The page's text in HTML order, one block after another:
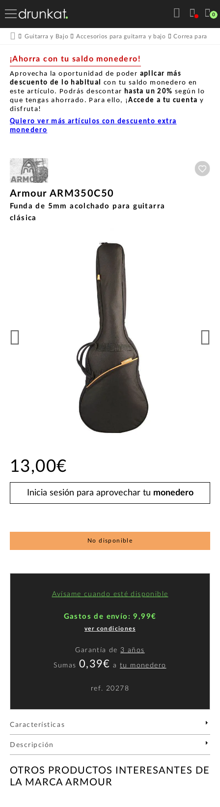
0
Guitarra y Bajo Accesorios para guitarra y bajo Correa para
¡Ahorra con tu saldo monedero!
Aprovecha la oportunidad de poder aplicar más
descuento de lo habitual con tu saldo monedero en
este artículo. Podrás descontar hasta un 20% según lo
que tengas ahorrado. Para ello, ¡Accede a tu cuenta y
disfruta!
Quiero ver más artículos con descuento extra
monedero
Armour ARM350C50
Funda de 5mm acolchado para guitarra
clásica
13,00€
Inicia sesión para aprovechar tu monedero
No disponible
Avísame cuando esté disponible
Gastos de envío: 9,99€
ver condiciones
Garantía de 3 años
Sumas 0,39€ atu monedero
ref. 20278
Características
Descripción
OTROS PRODUCTOS INTERESANTES DE
LA MARCA ARMOUR